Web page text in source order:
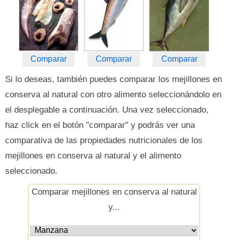
Comparar Comparar Comparar
Si lo deseas, también puedes comparar los mejillones en
conserva al natural con otro alimento seleccionándolo en
el desplegable a continuación. Una vez seleccionado,
haz click en el botón "comparar" y podrás ver una
comparativa de las propiedades nutricionales de los
mejillones en conserva al natural y el alimento
seleccionado.
Comparar mejillones en conserva al natural
y...